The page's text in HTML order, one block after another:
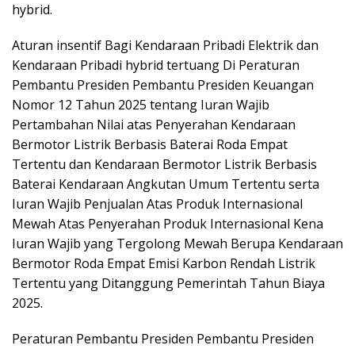
hybrid.
Aturan insentif Bagi Kendaraan Pribadi Elektrik dan
Kendaraan Pribadi hybrid tertuang Di Peraturan
Pembantu Presiden Pembantu Presiden Keuangan
Nomor 12 Tahun 2025 tentang Iuran Wajib
Pertambahan Nilai atas Penyerahan Kendaraan
Bermotor Listrik Berbasis Baterai Roda Empat
Tertentu dan Kendaraan Bermotor Listrik Berbasis
Baterai Kendaraan Angkutan Umum Tertentu serta
Iuran Wajib Penjualan Atas Produk Internasional
Mewah Atas Penyerahan Produk Internasional Kena
Iuran Wajib yang Tergolong Mewah Berupa Kendaraan
Bermotor Roda Empat Emisi Karbon Rendah Listrik
Tertentu yang Ditanggung Pemerintah Tahun Biaya
2025.
Peraturan Pembantu Presiden Pembantu Presiden